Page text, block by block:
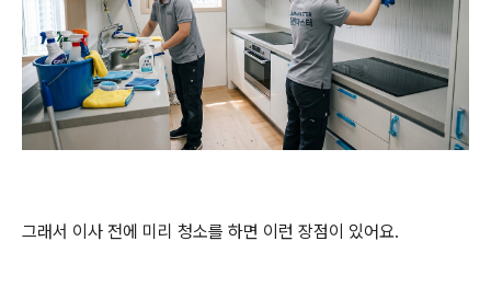
그래서 이사 전에 미리 청소를 하면 이런 장점이 있어요.